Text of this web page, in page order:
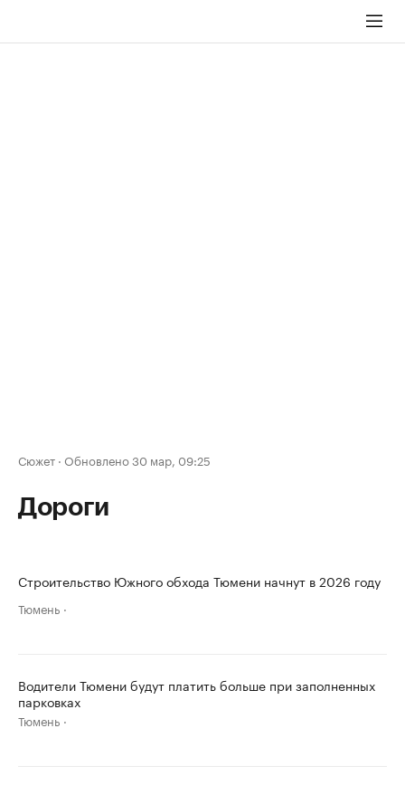
Сюжет · Обновлено 30 мар, 09:25
Дороги
Строительство Южного обхода Тюмени начнут в 2026 году
Тюмень
Водители Тюмени будут платить больше при заполненных
парковках
Тюмень